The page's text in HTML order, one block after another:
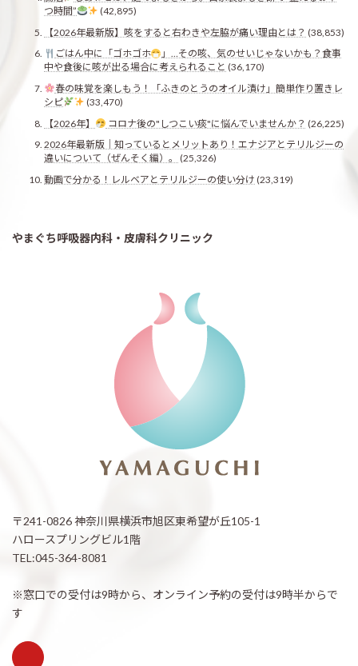
つ時間”
(42,895)
【2026年最新版】咳をすると右わきや左脇が痛い理由とは？ (38,853)
ごはん中に「ゴホゴホ
」…その咳、気のせいじゃないかも？食事
中や食後に咳が出る場合に考えられること (36,170)
春の味覚を楽しもう！「ふきのとうのオイル漬け」簡単作り置きレ
シピ
(33,470)
【2026年】
コロナ後の"しつこい痰"に悩んでいませんか？ (26,225)
2026年最新版｜知っているとメリットあり！エナジアとテリルジーの
違いについて（ぜんそく編）。
(25,326)
動画で分かる！レルベアとテリルジーの使い分け (23,319)
やまぐち呼吸器内科・皮膚科クリニック
〒241-0826 神奈川県横浜市旭区東希望が丘105-1
ハロースプリングビル1階
TEL:045-364-8081
※窓口での受付は9時から、オンライン予約の受付は9時半からで
す